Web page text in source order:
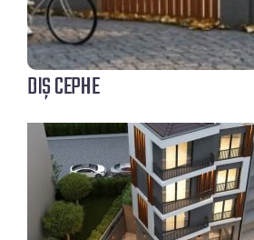
Yerinizi Alabilirsiniz.
DIŞ CEPHE